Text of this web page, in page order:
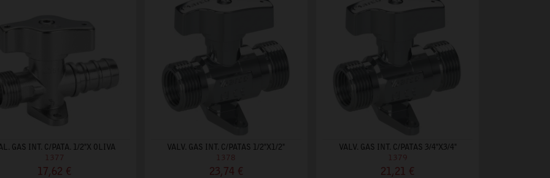
GAS INT. C/PATA. 1/2"X OLIVA
1377
17,62 €
VALV. GAS INT. C/PATAS 1/2"X1/2"
1378
23,74 €
VALV. GAS INT. C/PATAS 3/4"X3/4"
1379
21,21 €